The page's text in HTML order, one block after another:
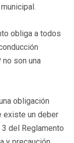
obliga a todos
son una
obligación
existe un deber
del Reglamento